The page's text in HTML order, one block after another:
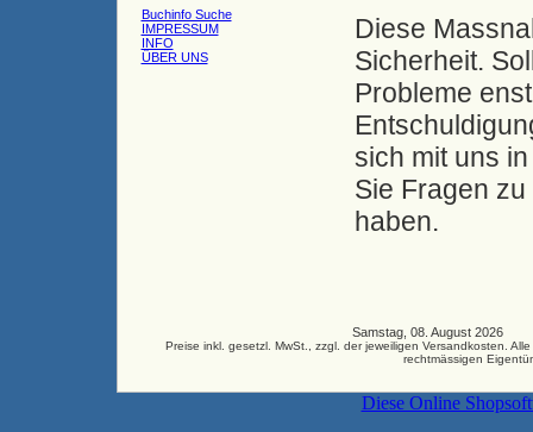
Buchinfo Suche
IMPRESSUM
INFO
ÜBER UNS
Diese
Sicherheit.
Probleme
sich mit uns
Sie Fragen
haben.
Samstag, 08. August 2026
Preise inkl. gesetzl. MwSt., zzgl. der jeweiligen Versandkosten.
rechtmässigen
Diese Online